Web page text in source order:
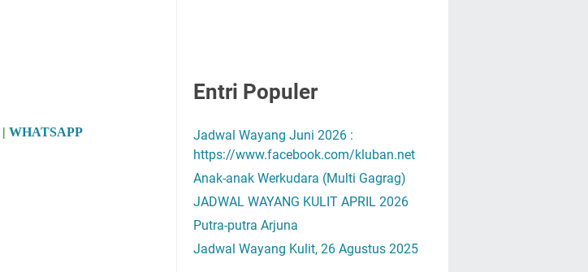
|WHATSAPP
Entri Populer
Jadwal Wayang Juni 2026 :
https://www.facebook.com/kluban.net
Anak-anak Werkudara (Multi Gagrag)
JADWAL WAYANG KULIT APRIL 2026
Putra-putra Arjuna
Jadwal Wayang Kulit, 26 Agustus 2025